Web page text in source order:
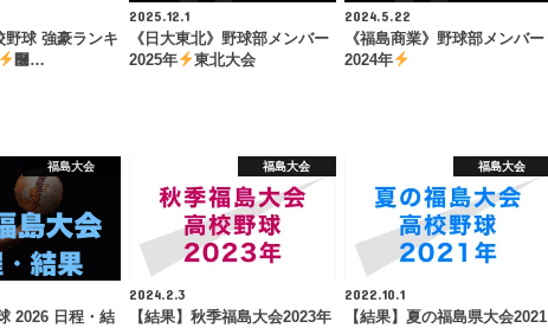
野球 強豪ランキ
࿠…
2025.12.1
《日大東北》野球部メンバー
2025年
東北大会
2024.5.22
《福島商業》野球部メンバー
2024年
福島大会
2026 日程・結
福島大会
2024.2.3
【結果】秋季福島大会2023年
福島大会
2022.10.1
【結果】夏の福島県大会2021